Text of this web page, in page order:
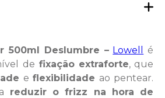
500ml Deslumbre – Lowell
é
de fixação extraforte, que
eflexibilidade ao pentear.
reduzir o frizz na hora de